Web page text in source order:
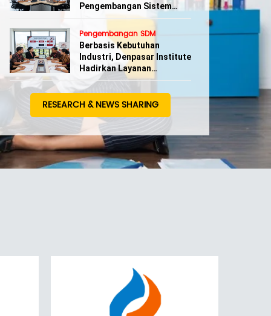
Pengembangan Sistem
Aplikasi Terintegrasi
Pengembangan SDM
Berbasis Kebutuhan
Industri, Denpasar Institute
Hadirkan Layanan
Penjaminan Mutu Lembaga
Kursus
RESEARCH & NEWS SHARING